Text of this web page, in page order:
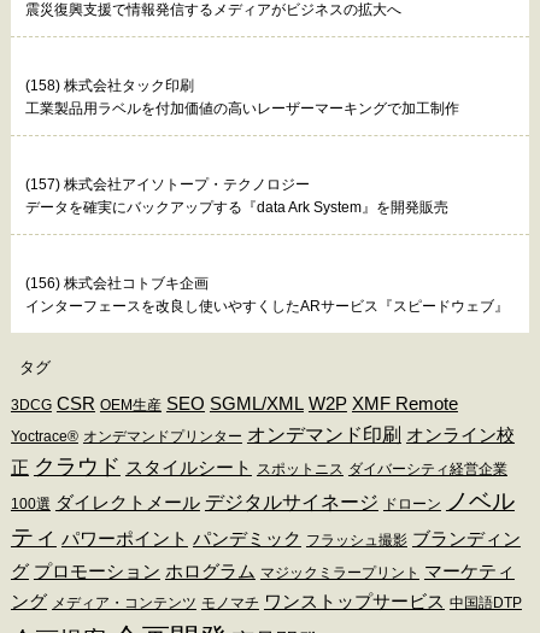
震災復興支援で情報発信するメディアがビジネスの拡大へ
(158) 株式会社タック印刷
工業製品用ラベルを付加価値の高いレーザーマーキングで加工制作
(157) 株式会社アイソトープ・テクノロジー
データを確実にバックアップする『data Ark System』を開発販売
(156) 株式会社コトブキ企画
インターフェースを改良し使いやすくしたARサービス『スピードウェブ』
タグ
3DCG CSR OEM生産 SEO SGML/XML W2P XMF Remote
Yoctrace® オンデマンドプリンター オンデマンド印刷 オンライン校
正 クラウド スタイルシート スポットニス ダイバーシティ経営企業
100選 ダイレクトメール デジタルサイネージ ドローン
ノベル
ティ パワーポイント パンデミック フラッシュ撮影 ブランディン
グ プロモーション ホログラム マジックミラープリント マーケティ
ング メディア・コンテンツ モノマチ ワンストップサービス 中国語DTP